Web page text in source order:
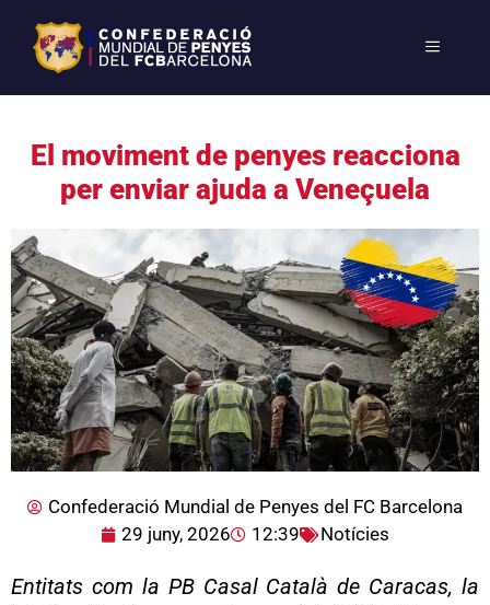
El moviment de penyes reacciona
per enviar ajuda a Veneçuela
Confederació Mundial de Penyes del FC Barcelona
29 juny, 2026
12:39 Notícies
Entitats com la PB Casal Català de Caracas, la